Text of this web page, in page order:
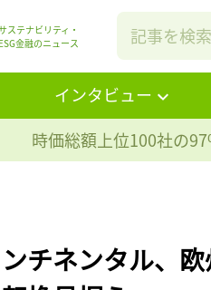
ステナビリティ・
ESG金融のニュース
インタビュー
時価総額上位100社の
チネンタル、